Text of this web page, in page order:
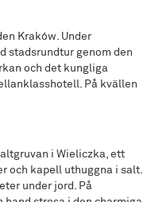
Kraków. Under
stadsrundtur genom den
och det kungliga
På kvällen
i Wieliczka, ett
och kapell uthuggna i salt.
under jord. På